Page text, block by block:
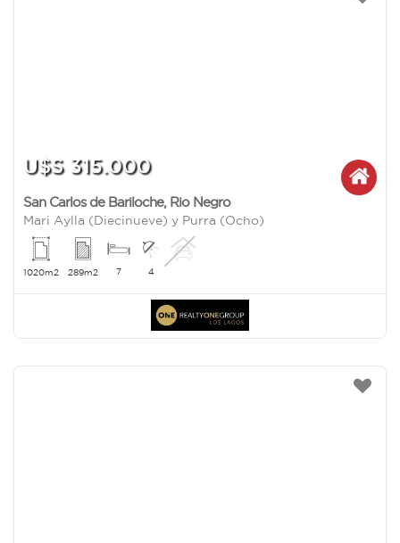
U$S 315.000
San Carlos de Bariloche, Rio Negro
Mari Aylla (Diecinueve) y Purra (Ocho)
1020m2 289m2 7 4